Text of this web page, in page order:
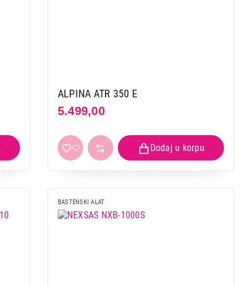
ALPINA ATR 350 E
5.499,00
BASTENSKI ALAT